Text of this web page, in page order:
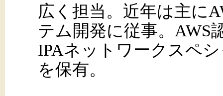
広く担当。近年は主に
テム開発に従事。AWS
IPAネットワークスペ
を保有。